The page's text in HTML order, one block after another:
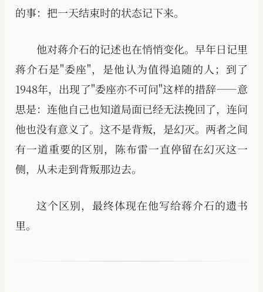
的事：把一天结束时的状态记下来。
他对蒋介石的记述也在悄悄变化。早年日记里
蒋介石是"委座"，是他认为值得追随的人；到了
1948年，出现了"委座亦不可问"这样的措辞——意
思是：连他自己也知道局面已经无法挽回了，连问
他也没有意义了。这不是背叛，是幻灭。两者之间
有一道重要的区别，陈布雷一直停留在幻灭这一
侧，从未走到背叛那边去。
这个区别，最终体现在他写给蒋介石的遗书
里。